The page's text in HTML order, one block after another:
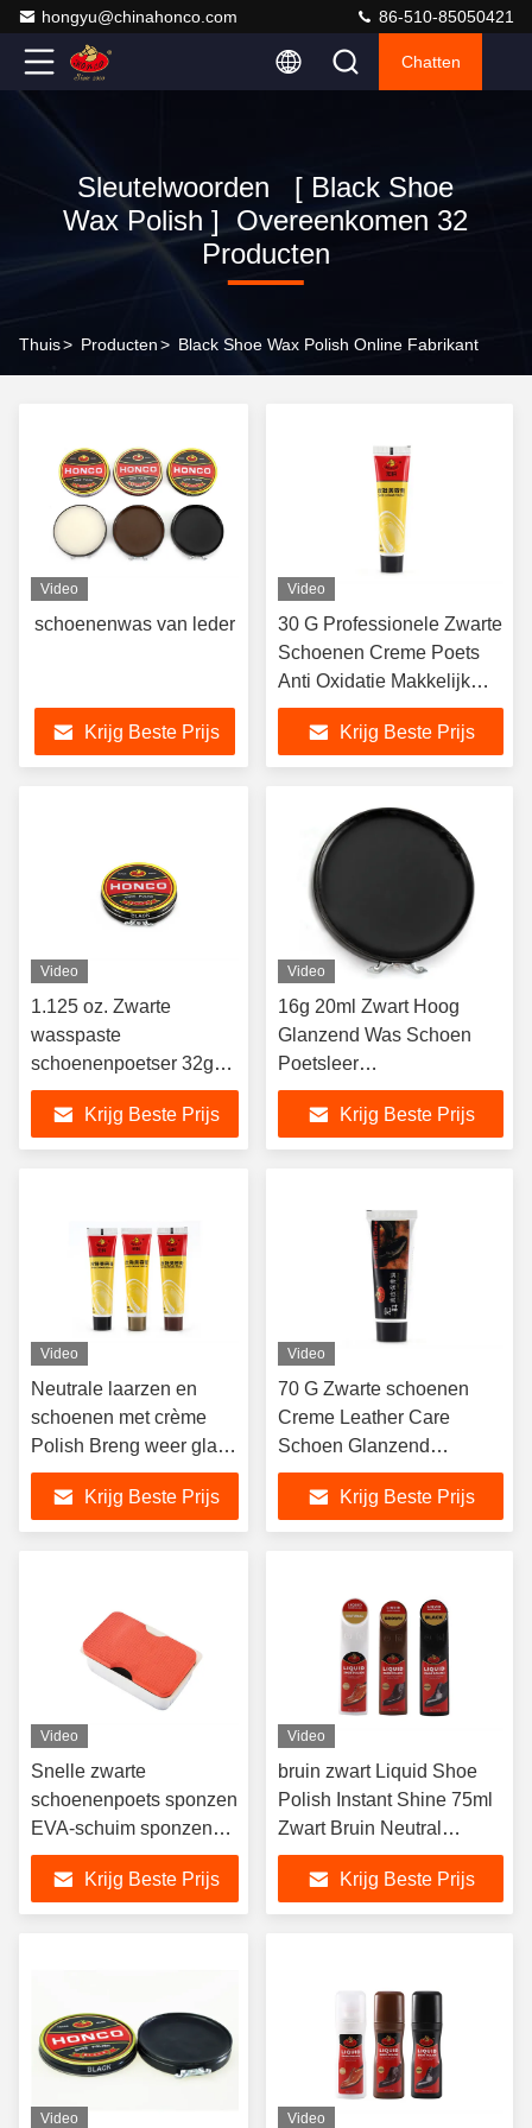
hongyu@chinahonco.com 86-510-85050421
Chatten
Sleutelwoorden [ Black Shoe
Wax Polish ] Overeenkomen 32
Producten
Thuis> Producten> Black Shoe Wax Polish Online Fabrikant
Video
schoenenwas van leder
Krijg Beste Prijs
Video
30 G Professionele Zwarte
Schoenen Creme Poets
Anti Oxidatie Makkelijk
Schoon Waterdicht
Fabrikant OEM
Krijg Beste Prijs
Video
1.125 oz. Zwarte
wasspaste
schoenenpoetser 32g
vernieuwt en beschermt
zwart leer maat inhoud
op ijzeren doos
Krijg Beste Prijs
Video
16g 20ml Zwart Hoog
Glanzend Was Schoen
Poetsleer
Schoenenverzorging
Poets IJzeren Doos
Verpakking OEM
Krijg Beste Prijs
Video
Neutrale laarzen en
schoenen met crème
Polish Breng weer glans
aan je laarzen 30g
crème schoenenwas
Krijg Beste Prijs
Video
70 G Zwarte schoenen
Creme Leather Care
Schoen Glanzend
schoenen schoenen
schoonmaak vrouwen
fabrieksvoorraad
Krijg Beste Prijs
Video
Snelle zwarte
schoenenpoets sponzen
EVA-schuim sponzen
composiet instantpoets
Krijg Beste Prijs
Video
bruin zwart Liquid Shoe
Polish Instant Shine 75ml
Zwart Bruin Neutral
Europe Hoofdmarkt voor
schoenen Laarzen
Krijg Beste Prijs
Video Video